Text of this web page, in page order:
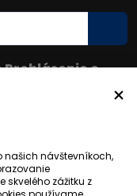
Prehlásenie o
našich návštevníkoch,
zážitku z